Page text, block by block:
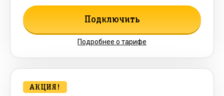
Подключить
Подробнее о тарифе
АКЦИЯ!